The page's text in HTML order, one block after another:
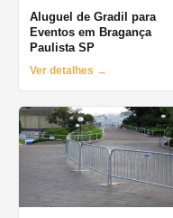
Aluguel de Gradil para
Eventos em Bragança
Paulista SP
Ver detalhes →